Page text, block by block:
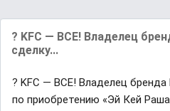
? KFC — ВСЕ! Владелец
сделку...
? KFC — ВСЕ! Владелец
по приобретению «Эй Кей